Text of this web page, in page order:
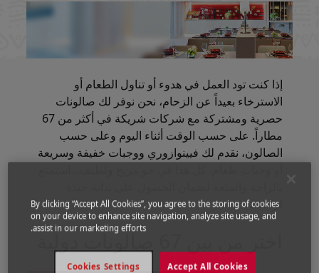
إذا كنت تود العمل في هدوء أو تناول الطعام أو
الاسترخاء بعيداً عن الزحام، نحن نوفر لك صالونات
حصرية ومشتركة مع شركات شريكة في أكثر من 67
مطاراً. على حسب الوقت أثناء اليوم وعلى حسب
الصالون، نقدم لك فيينوازوري ووجبات خفيفة وسريعة
لرحلتك
By clicking “Accept All Cookies”, you agree to the storing of cookies
on your device to enhance site navigation, analyze site usage, and
assist in our marketing efforts.
Accept All Cookies
Cookies Settings